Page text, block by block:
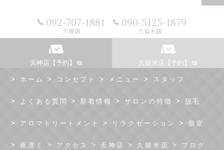
092-707-1881
天神店
090-5125-1879
久留米店
天神店【予約】 久留米店【予約】
ホーム コンセプト メニュー スタッフ
よくある質問 新着情報 サロンの特徴 脱毛
アロマトリートメント リラクゼーション 個室
夜遅く アクセス 天神店 久留米店 ブログ